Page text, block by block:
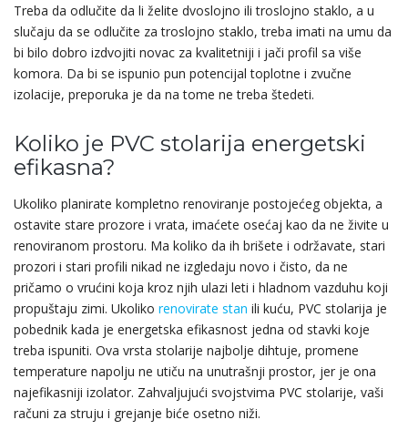
Treba da odlučite da li želite dvoslojno ili troslojno staklo, a u
slučaju da se odlučite za troslojno staklo, treba imati na umu da
bi bilo dobro izdvojiti novac za kvalitetniji i jači profil sa više
komora. Da bi se ispunio pun potencijal toplotne i zvučne
izolacije, preporuka je da na tome ne treba štedeti.
Koliko je PVC stolarija energetski
efikasna?
Ukoliko planirate kompletno renoviranje postojećeg objekta, a
ostavite stare prozore i vrata, imaćete osećaj kao da ne živite u
renoviranom prostoru. Ma koliko da ih brišete i održavate, stari
prozori i stari profili nikad ne izgledaju novo i čisto, da ne
pričamo o vrućini koja kroz njih ulazi leti i hladnom vazduhu koji
propuštaju zimi. Ukoliko renovirate stan ili kuću, PVC stolarija je
pobednik kada je energetska efikasnost jedna od stavki koje
treba ispuniti. Ova vrsta stolarije najbolje dihtuje, promene
temperature napolju ne utiču na unutrašnji prostor, jer je ona
najefikasniji izolator. Zahvaljujući svojstvima PVC stolarije, vaši
računi za struju i grejanje biće osetno niži.